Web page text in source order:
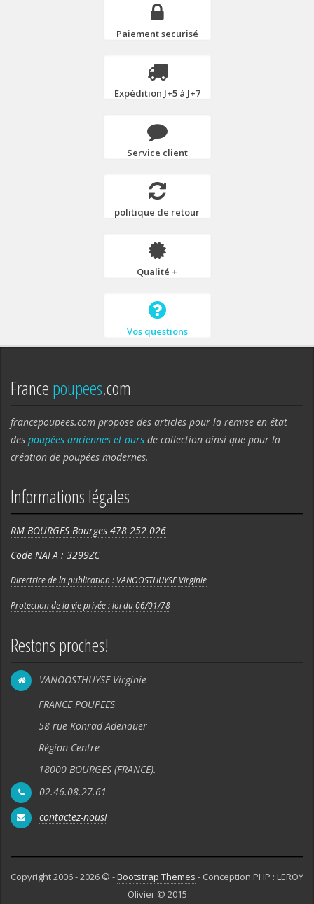
Paiement securisé
Expédition J+5 à J+7
Service client
politique de retour
Qualité +
Vos questions
Francepoupees.com
francepoupees.com propose des articles pour la remise en état
des poupées anciennes et ours de collection ainsi que pour la
création de poupées modernes.
Informations légales
RM BOURGES Bourges 478 252 026
Code NAFA : 3299ZC
Directrice de la publication : VANOOSTHUYSE Virginie
Protection de la vie privée : loi du 06/01/78
Restons proches!
VANOOSTHUYSE Virginie
FRANCE POUPEES
58 rue Konrad Adenauer
Région Centre
18000 BOURGES (FRANCE).
02.46.08.27.61
contactez-nous!
Copyright 2006 - 2026 © -Bootstrap Themes - Conception PHP : LEROY
Olivier © 2015